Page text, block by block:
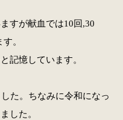
すが献血では10回,30
。
記憶しています。
た。ちなみに令和になっ
した。